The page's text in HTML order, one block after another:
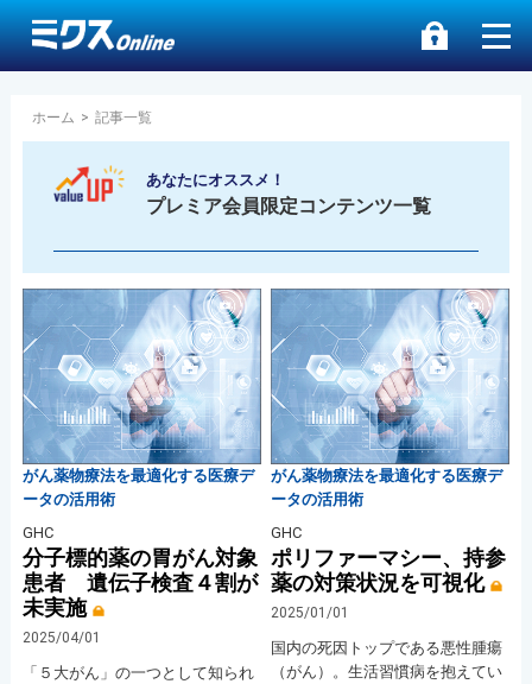
ホーム > 記事一覧
あなたにオススメ！
プレミア会員限定コンテンツ一覧
がん薬物療法を最適化する医療デ
ータの活用術
GHC
分子標的薬の胃がん対象
患者 遺伝子検査４割が
未実施
2025/04/01
「５大がん」の一つとして知られ
がん薬物療法を最適化する医療デ
ータの活用術
GHC
ポリファーマシー、持参
薬の対策状況を可視化
2025/01/01
国内の死因トップである悪性腫瘍
（がん）。生活習慣病を抱えてい